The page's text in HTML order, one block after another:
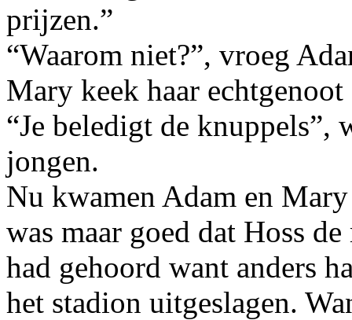
prijzen.”
“Waarom niet?”, vroeg
Mary keek haar echtgenoot
“Je beledigt de knuppels”,
jongen.
Nu kwamen Adam en
was maar goed dat Hoss
had gehoord want anders
het stadion uitgeslagen.